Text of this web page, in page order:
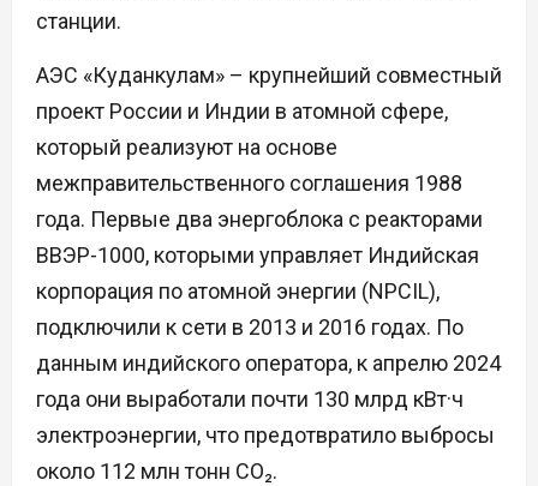
станции.
АЭС «Куданкулам» – крупнейший совместный
проект России и Индии в атомной сфере,
который реализуют на основе
межправительственного соглашения 1988
года. Первые два энергоблока с реакторами
ВВЭР-1000, которыми управляет Индийская
корпорация по атомной энергии (NPCIL),
подключили к сети в 2013 и 2016 годах. По
данным индийского оператора, к апрелю 2024
года они выработали почти 130 млрд кВт·ч
электроэнергии, что предотвратило выбросы
около 112 млн тонн CO₂.